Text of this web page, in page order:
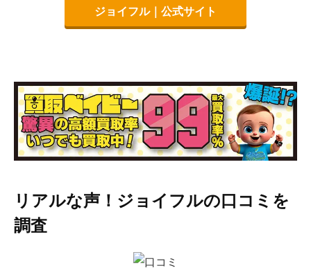
ジョイフル｜公式サイト
リアルな声！ジョイフルの口コミを
調査